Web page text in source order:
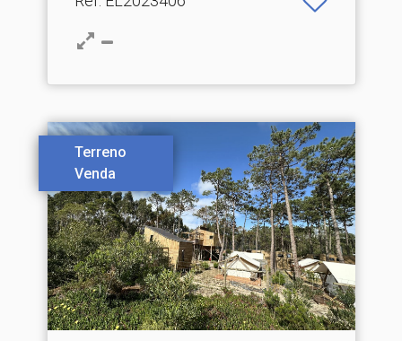
Terreno
Venda